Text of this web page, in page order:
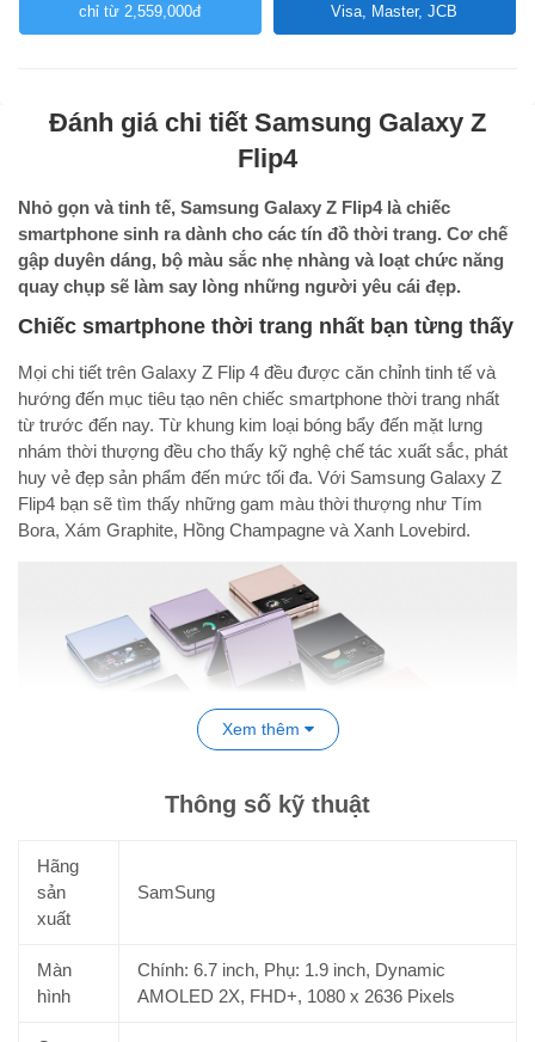
chỉ từ 2,559,000đ Visa, Master, JCB
Đánh giá chi tiết Samsung Galaxy Z
Flip4
Nhỏ gọn và tinh tế, Samsung Galaxy Z Flip4 là chiếc
smartphone sinh ra dành cho các tín đồ thời trang. Cơ chế
gập duyên dáng, bộ màu sắc nhẹ nhàng và loạt chức năng
quay chụp sẽ làm say lòng những người yêu cái đẹp.
Chiếc smartphone thời trang nhất bạn từng thấy
Mọi chi tiết trên Galaxy Z Flip 4 đều được căn chỉnh tinh tế và
hướng đến mục tiêu tạo nên chiếc smartphone thời trang nhất
từ trước đến nay. Từ khung kim loại bóng bẩy đến mặt lưng
nhám thời thượng đều cho thấy kỹ nghệ chế tác xuất sắc, phát
huy vẻ đẹp sản phẩm đến mức tối đa. Với Samsung Galaxy Z
Flip4 bạn sẽ tìm thấy những gam màu thời thượng như Tím
Bora, Xám Graphite, Hồng Champagne và Xanh Lovebird.
Linh hoạt khi gập mở, cơ động để mang theo
Sở hữu màn hình lớn 6.7 inch nhưng
lúc cầm nắm. Nhờ cơ chế gập độc đáo, chủ nhân chiếc điện
thoại dễ dàng thu gọn một nửa chiều dài thân máy để bỏ túi và
Xem thêm
Thông số kỹ thuật
Hãng
sản
xuất
SamSung
Màn
hình
Chính: 6.7 inch, Phụ: 1.9 inch, Dynamic
AMOLED 2X, FHD+, 1080 x 2636 Pixels